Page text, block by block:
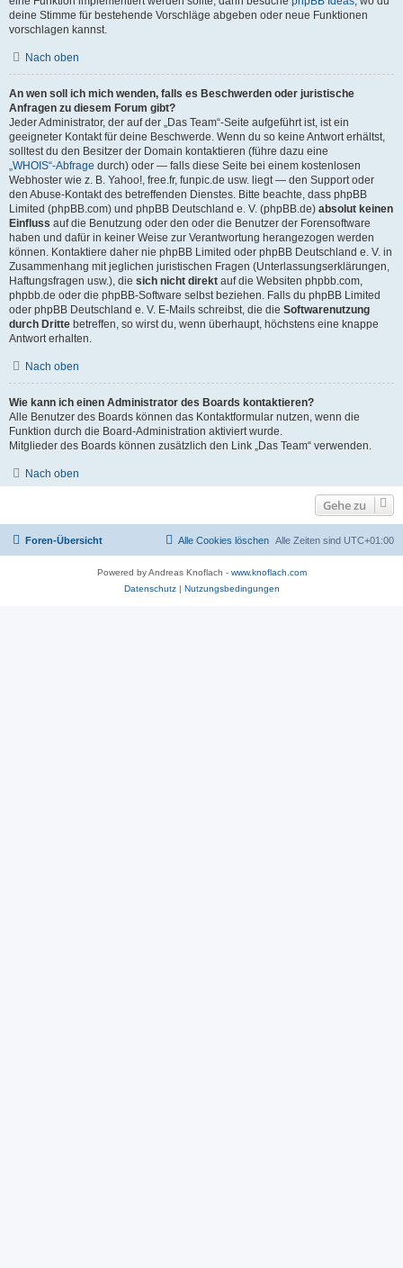
deine Stimme für bestehende Vorschläge abgeben oder neue Funktionen
vorschlagen kannst.
Nach oben
An wen soll ich mich wenden, falls es Beschwerden oder juristische
Anfragen zu diesem Forum gibt?
Jeder Administrator, der auf der „Das Team“-Seite aufgeführt ist, ist ein
geeigneter Kontakt für deine Beschwerde. Wenn du so keine Antwort erhältst,
solltest du den Besitzer der Domain kontaktieren (führe dazu eine
„WHOIS“-Abfrage durch) oder — falls diese Seite bei einem kostenlosen
Webhoster wie z. B. Yahoo!, free.fr, funpic.de usw. liegt — den Support oder
den Abuse-Kontakt des betreffenden Dienstes. Bitte beachte, dass phpBB
Limited (phpBB.com) und phpBB Deutschland e. V. (phpBB.de) absolut keinen
Einfluss auf die Benutzung oder den oder die Benutzer der Forensoftware
haben und dafür in keiner Weise zur Verantwortung herangezogen werden
können. Kontaktiere daher nie phpBB Limited oder phpBB Deutschland e. V. in
Zusammenhang mit jeglichen juristischen Fragen (Unterlassungserklärungen,
Haftungsfragen usw.), die sich nicht direkt auf die Websiten phpbb.com,
phpbb.de oder die phpBB-Software selbst beziehen. Falls du phpBB Limited
oder phpBB Deutschland e. V. E-Mails schreibst, die die Softwarenutzung
durch Dritte betreffen, so wirst du, wenn überhaupt, höchstens eine knappe
Antwort erhalten.
Nach oben
Wie kann ich einen Administrator des Boards kontaktieren?
Alle Benutzer des Boards können das Kontaktformular nutzen, wenn die
Funktion durch die Board-Administration aktiviert wurde.
Mitglieder des Boards können zusätzlich den Link „Das Team“ verwenden.
Nach oben
Gehe zu
Foren-Übersicht Alle Zeiten sind UTC+01:00
Alle Cookies löschen
Powered by Andreas Knoflach - www.knoflach.com
Datenschutz| Nutzungsbedingungen